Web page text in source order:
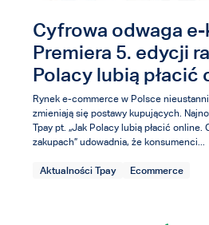
Cyfrowa odwaga
Premiera 5. edycji
Polacy lubią płacić
Rynek e-commerce w Polsce
zmieniają się postawy kupujących.
Tpay pt. „Jak Polacy lubią płacić online.
zakupach” udowadnia, że konsumenci...
Aktualności Tpay Ecommerce